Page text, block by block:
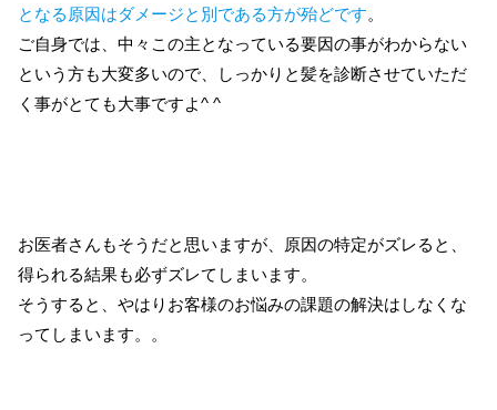
となる原因はダメージと別である方が殆どです。
ご自身では、中々この主となっている要因の事がわからない
という方も大変多いので、しっかりと髪を診断させていただ
く事がとても大事ですよ^ ^
お医者さんもそうだと思いますが、原因の特定がズレると、
得られる結果も必ずズレてしまいます。
そうすると、やはりお客様のお悩みの課題の解決はしなくな
ってしまいます。。